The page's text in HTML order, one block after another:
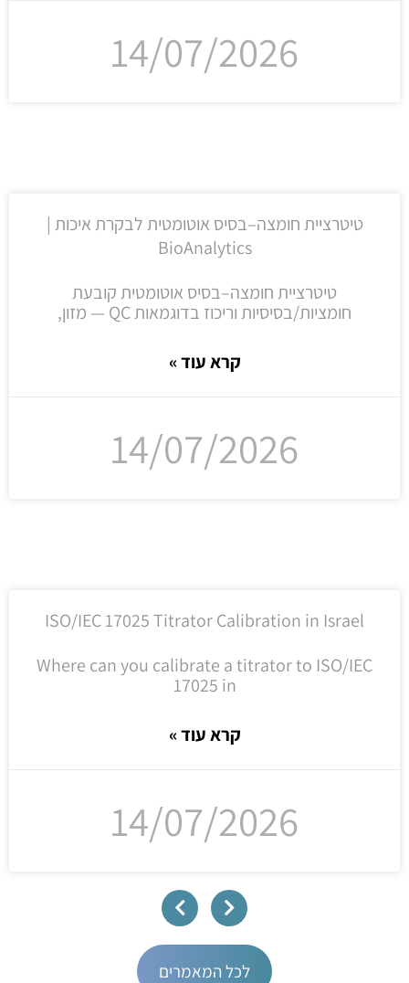
14/07/2026
טיטרציית חומצה–בסיס אוטומטית לבקרת איכות |
BioAnalytics
טיטרציית חומצה–בסיס אוטומטית קובעת
חומציות/בסיסיות וריכוז בדוגמאות QC — מזון,
קרא עוד »
14/07/2026
ISO/IEC 17025 Titrator Calibration in Israel
Where can you calibrate a titrator to ISO/IEC
17025 in
קרא עוד »
14/07/2026
לכל המאמרים